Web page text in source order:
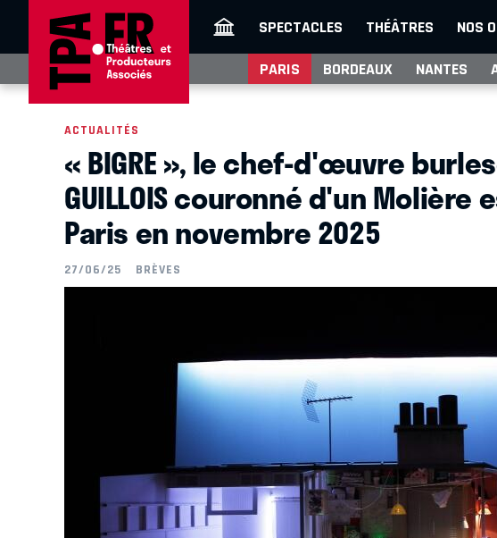
SPECTACLES THÉÂTRES NOS
PARIS BORDEAUX NANTES
ACTUALITÉS
« BIGRE », le chef-d'œuvre
GUILLOIS couronné d'un Molière
Paris en novembre 2025
27/06/25 BRÈVES